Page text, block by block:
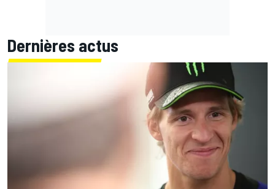
Dernières actus